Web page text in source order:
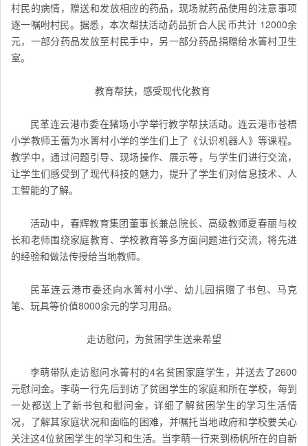
村民的病情，赠送和发放相应的药品，现场就药品使用的注意事项
逐一嘱咐村民。据悉，本次帮扶活动药品折合人民币共计 12000余
元，一部分药品发放至村民手中，另一部分药品捐赠给水箐村卫生
室。
教育帮扶，感受现代化教育
民革连云港市委在猪场小学举行教学帮扶活动。连云港市苍梧
小学教师王蕾为水箐村小学的学生们上了《认识机器人》等课程。
教学中，通过问题引导、现场操作、展示等，与学生们进行交流，
让学生们感受到了现代科技的魅力，提升了学生们对信息技术、人
工智能的了解。
活动中，春辉教育集团董事长兼总院长、高级教师夏春丽与校
长和老师围绕家庭教育、学校教育等多方面问题进行交流，将先进
的经验和做法传授给当地教师。
民革连云港市委还向水箐村小学、幼儿园捐赠了书包、马克
笔、玩具等价值8000余元的学习用品。
走访慰问，为贫困学生送来希望
李萌带队走访慰问水箐村的4名贫困家庭学生，并送去了2600
元慰问金。李萌一行先后到访了贫困学生的家庭和所在学校，每到
一处都送上了新书包和慰问金，详细了解贫困学生的学习生活情
况，了解其家庭状况和面临的困难，并嘱托当地政府和学校要关心
关注这4位贫困学生的学习和生活。当李萌一行来到杨帆所在的自新